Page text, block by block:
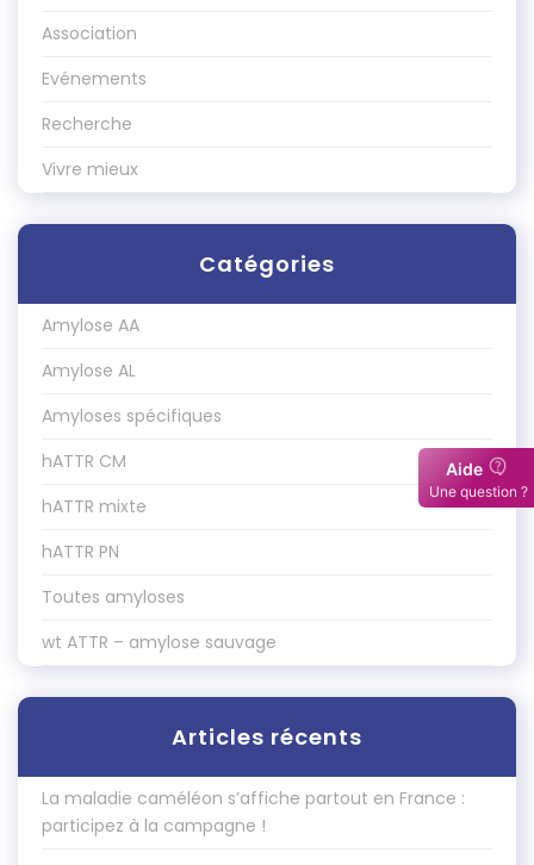
Association
Evénements
Recherche
Vivre mieux
Catégories
Amylose AA
Amylose AL
Amyloses spécifiques
hATTR CM
hATTR mixte
hATTR PN
Toutes amyloses
wt ATTR – amylose sauvage
Articles récents
La maladie caméléon s’affiche partout en France :
participez à la campagne !